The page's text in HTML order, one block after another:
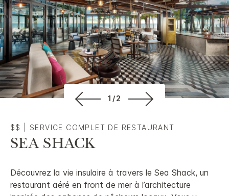
1/2
$$ SERVICE COMPLET DE RESTAURANT
SEA SHACK
Découvrez la vie insulaire à travers le Sea Shack, un
restaurant aéré en front de mer à l’architecture